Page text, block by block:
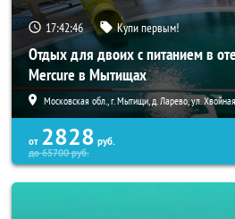
17:42:44 Купи первым!
Отдых для двоих с питанием в
Mercure в Мытищах
Московская обл., г. Мытищи, д. Ларево, ул.
от 2828 руб.
до65700руб.